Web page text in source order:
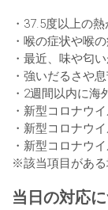
・37.5度以上の
・喉の症状や喉
・最近、味や匂
・強いだるさや
・2週間以内に海
・新型コロナウ
・新型コロナウ
・新型コロナウ
※該当項目がある
当日の対応